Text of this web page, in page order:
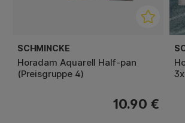
SCHMINCKE
Horadam Aquarell Half-pan
(Preisgruppe 4)
10.90 €